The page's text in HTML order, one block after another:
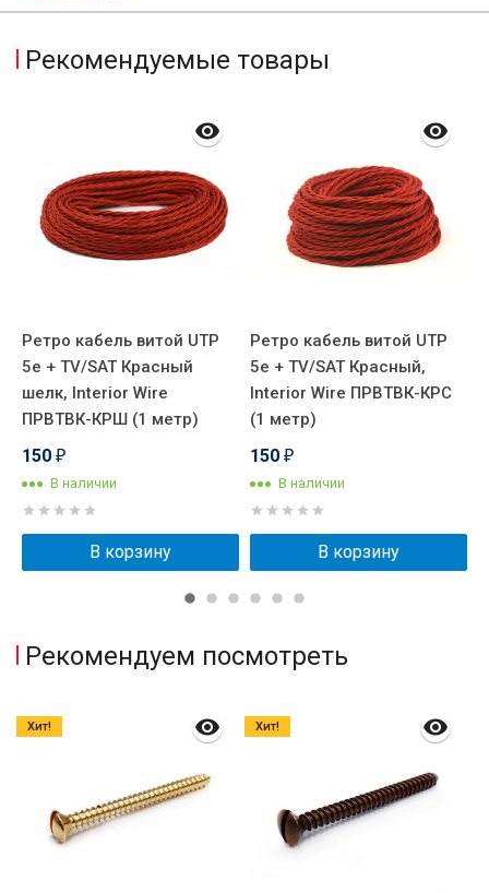
Рекомендуемые товары
Ретро кабель витой UTP
5e + TV/SAT Красный
шелк, Interior Wire
ПРВТВК-КРШ (1 метр)
150 ₽
В наличии
В корзину
Ретро кабель витой UTP
5e + TV/SAT Красный,
Interior Wire ПРВТВК-КРС
(1 метр)
150 ₽
В наличии
В корзину
Рекомендуем посмотреть
Хит! Хит!